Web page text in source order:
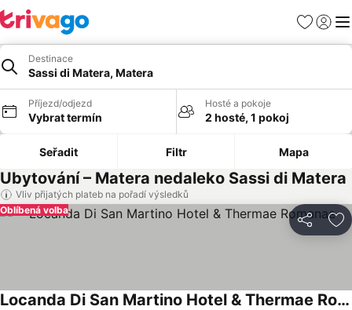
Oblíbené
Destinace
Sassi di Matera, Matera
Příjezd/odjezd
Vybrat termín
Hosté a pokoje
2 hosté, 1 pokoj
Seřadit Filtr Mapa
Ubytování – Matera nedaleko Sassi di Matera
Vliv přijatých plateb na pořadí výsledků
Sdílet
Oblíbená volba
Locanda Di San Martino Hotel & Thermae Romanae